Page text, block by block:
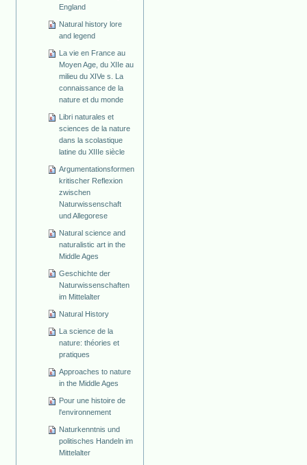
England
Natural history lore
and legend
La vie en France au
Moyen Age, du XIIe au
milieu du XIVe s. La
connaissance de la
nature et du monde
Libri naturales et
sciences de la nature
dans la scolastique
latine du XIIIe siècle
Argumentationsformen
kritischer Reflexion
zwischen
Naturwissenschaft
und Allegorese
Natural science and
naturalistic art in the
Middle Ages
Geschichte der
Naturwissenschaften
im Mittelalter
Natural History
La science de la
nature: théories et
pratiques
Approaches to nature
in the Middle Ages
Pour une histoire de
l'environnement
Naturkenntnis und
politisches Handeln im
Mittelalter